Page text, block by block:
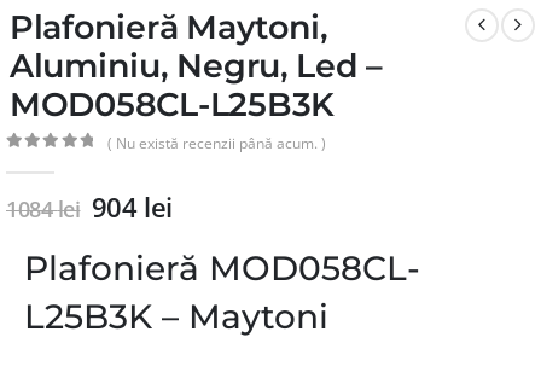
Plafonieră Maytoni,
Aluminiu, Negru, Led –
MOD058CL-L25B3K
( Nu există recenzii până acum. )
1084lei 904lei
Plafonieră MOD058CL-
L25B3K – Maytoni